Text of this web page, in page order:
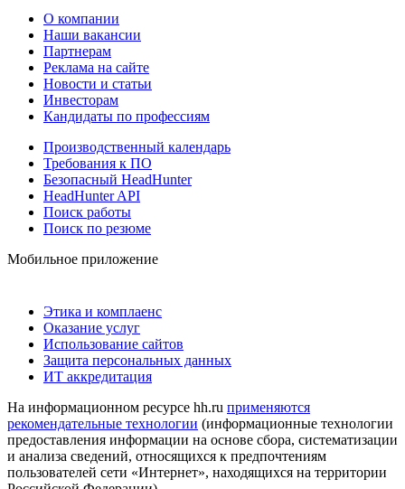
О компании
Наши вакансии
Партнерам
Реклама на сайте
Новости и статьи
Инвесторам
Кандидаты по профессиям
Производственный календарь
Требования к ПО
Безопасный HeadHunter
HeadHunter API
Поиск работы
Поиск по резюме
Мобильное приложение
Этика и комплаенс
Оказание услуг
Использование сайтов
Защита персональных данных
ИТ аккредитация
На информационном ресурсе hh.ru применяются
рекомендательные технологии (информационные технологии
предоставления информации на основе сбора, систематизации
и анализа сведений, относящихся к предпочтениям
пользователей сети «Интернет», находящихся на территории